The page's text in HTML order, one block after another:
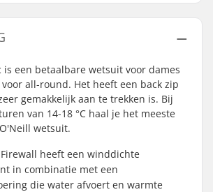
is een betaalbare wetsuit voor dames
all-round. Het heeft een back zip
gemakkelijk aan te trekken is. Bij
van 14-18 °C haal je het meeste
wetsuit.
heeft een winddichte
in combinatie met een
die water afvoert en warmte